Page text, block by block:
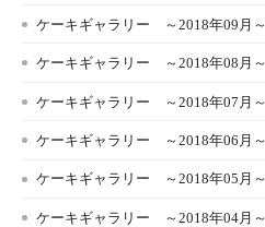
ケーキギャラリー ～2018年09月～
ケーキギャラリー ～2018年08月～
ケーキギャラリー ～2018年07月～
ケーキギャラリー ～2018年06月～
ケーキギャラリー ～2018年05月～
ケーキギャラリー ～2018年04月～